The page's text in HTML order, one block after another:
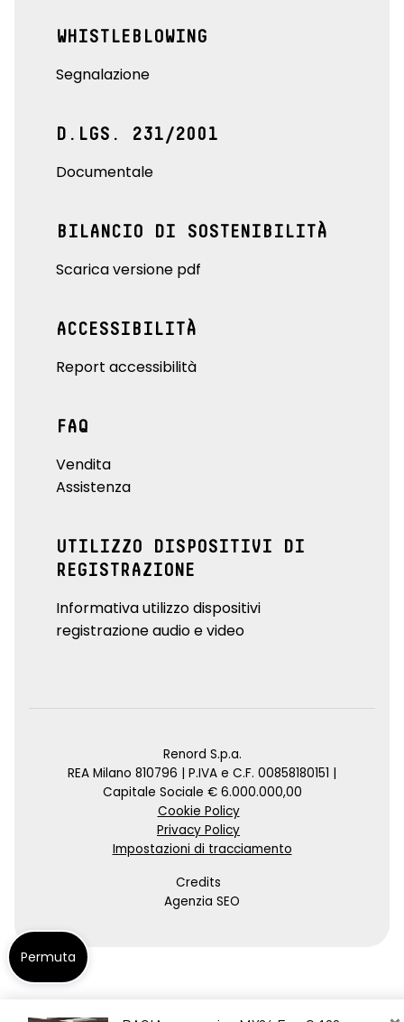
WHISTLEBLOWING
Segnalazione
D.LGS. 231/2001
Documentale
BILANCIO DI SOSTENIBILITÀ
Scarica versione pdf
ACCESSIBILITÀ
Report accessibilità
FAQ
Vendita
Assistenza
UTILIZZO DISPOSITIVI DI
REGISTRAZIONE
Informativa utilizzo dispositivi
registrazione audio e video
Renord S.p.a.
REA Milano 810796 | P.IVA e C.F. 00858180151 |
Capitale Sociale € 6.000.000,00
Cookie Policy
Privacy Policy
Impostazioni di tracciamento
Credits
Agenzia SEO
Permuta